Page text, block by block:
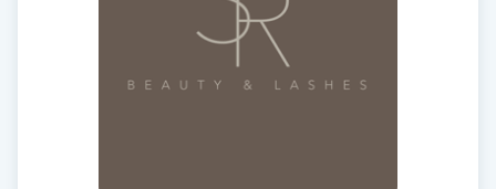
Fransförlängning Megavolym